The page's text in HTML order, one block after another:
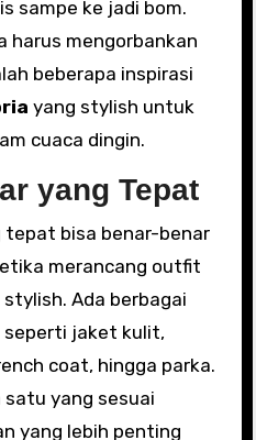
sampe ke jadi bom.
harus mengorbankan
beberapa inspirasi
yang stylish untuk
cuaca dingin.
yang Tepat
tepat bisa benar-benar
merancang outfit
Ada berbagai
seperti jaket kulit,
coat, hingga parka.
yang sesuai
yang lebih penting